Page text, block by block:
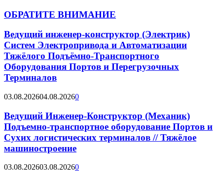
ОБРАТИТЕ ВНИМАНИЕ
Ведущий инженер-конструктор (Электрик)
Систем Электропривода и Автоматизации
Тяжёлого Подъёмно-Транспортного
Оборудования Портов и Перегрузочных
Терминалов
03.08.202604.08.20260
Ведущий Инженер-Конструктор (Механик)
Подъемно-транспортное оборудование Портов и
Сухих логистических терминалов // Тяжёлое
машиностроение
03.08.202603.08.20260